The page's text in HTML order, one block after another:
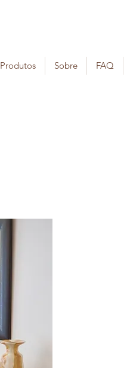
Produtos Sobre FAQ